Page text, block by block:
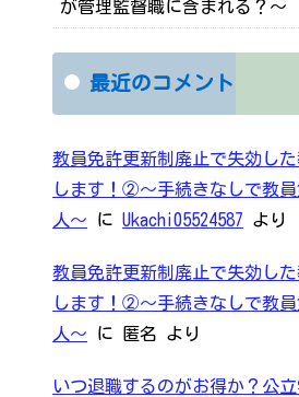
が管理監督職に含まれる？～
最近のコメント
教員免許更新制廃止で失効し
します！②～手続きなしで教
人～ に Ukachi05524587 より
教員免許更新制廃止で失効し
します！②～手続きなしで教
人～ に 匿名 より
いつ退職するのがお得か？公